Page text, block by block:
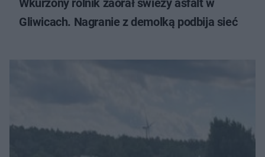
Wkurzony rolnik zaorał świeży asfalt w
Gliwicach. Nagranie z demolką podbija sieć